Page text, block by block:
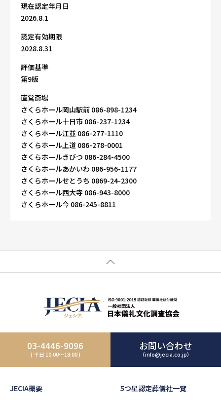
現在認定年月日
2026.8.1
認定有効期限
2028.8.31
評価基準
第9版
直営斎場
さくらホール岡山駅前 086-898-1234
さくらホール十日市 086-237-1234
さくらホール江並 086-277-1110
さくらホール上道 086-278-0001
さくらホールきびつ 086-284-4500
さくらホールあかいわ 086-956-1177
さくらホールせとうち 0869-24-2300
さくらホール西大寺 086-943-8000
さくらホール今 086-245-8811
03-4446-9096
( 平日 10:00～18:00 )
お問い合わせ
（info@jecia.co.jp）
JECIA概要 5つ星認定葬儀社一覧